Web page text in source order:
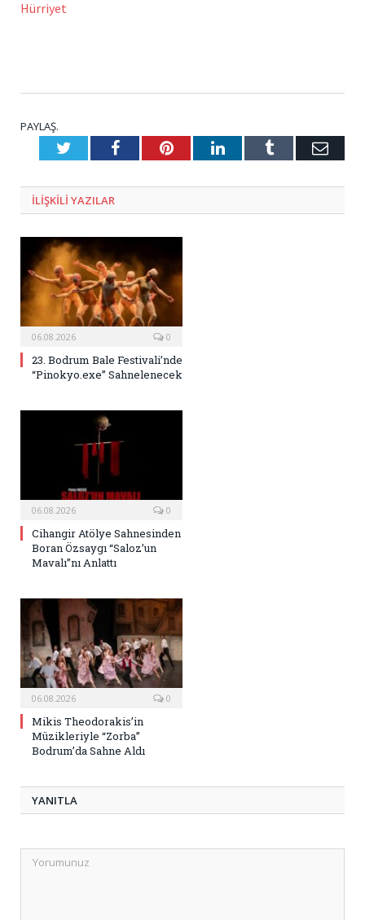
Hürriyet
PAYLAŞ.
TwitterFacebookPinterestLinkedInTumblr E-
ILIŞKILI YAZILAR
06.08.2026 0
23. Bodrum Bale Festivali’nde
“Pinokyo.exe” Sahnelenecek
06.08.2026 0
Cihangir Atölye Sahnesinden
Boran Özsaygı “Saloz’un
Mavalı”nı Anlattı
06.08.2026 0
Mikis Theodorakis’in
Müzikleriyle “Zorba”
Bodrum’da Sahne Aldı
YANITLA